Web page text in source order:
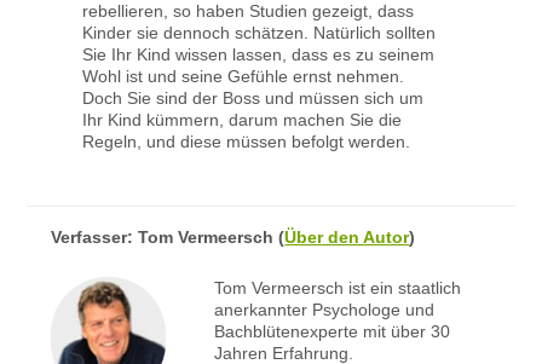
rebellieren, so haben Studien gezeigt, dass
Kinder sie dennoch schätzen. Natürlich sollten
Sie Ihr Kind wissen lassen, dass es zu seinem
Wohl ist und seine Gefühle ernst nehmen.
Doch Sie sind der Boss und müssen sich um
Ihr Kind kümmern, darum machen Sie die
Regeln, und diese müssen befolgt werden.
Verfasser:Tom Vermeersch (Über den Autor)
Tom Vermeersch ist ein staatlich
anerkannter Psychologe und
Bachblütenexperte mit über 30
Jahren Erfahrung.